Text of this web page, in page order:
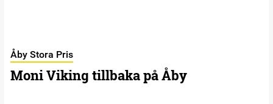
Åby Stora Pris
Moni Viking tillbaka på Åby